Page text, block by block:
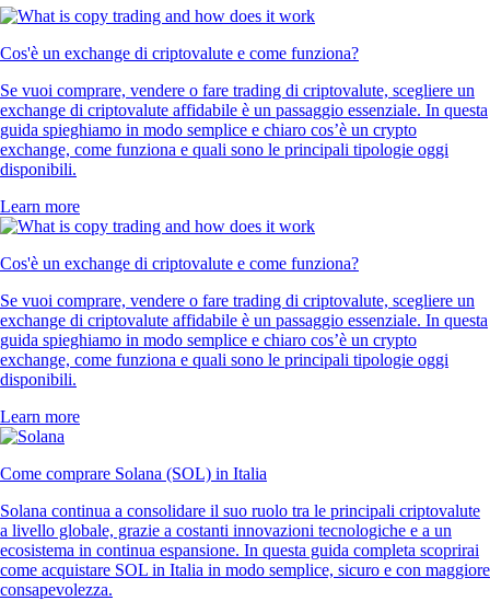
Cos'è un exchange di criptovalute e come funziona?
Se vuoi comprare, vendere o fare trading di criptovalute, scegliere un
exchange di criptovalute affidabile è un passaggio essenziale. In questa
guida spieghiamo in modo semplice e chiaro cos’è un crypto
exchange, come funziona e quali sono le principali tipologie oggi
disponibili.
Learn more
Cos'è un exchange di criptovalute e come funziona?
Se vuoi comprare, vendere o fare trading di criptovalute, scegliere un
exchange di criptovalute affidabile è un passaggio essenziale. In questa
guida spieghiamo in modo semplice e chiaro cos’è un crypto
exchange, come funziona e quali sono le principali tipologie oggi
disponibili.
Learn more
Come comprare Solana (SOL) in Italia
Solana continua a consolidare il suo ruolo tra le principali criptovalute
a livello globale, grazie a costanti innovazioni tecnologiche e a un
ecosistema in continua espansione. In questa guida completa scoprirai
come acquistare SOL in Italia in modo semplice, sicuro e con maggiore
consapevolezza.